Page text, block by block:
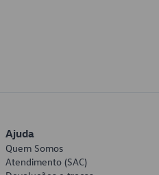
Ajuda
Quem Somos
Atendimento (SAC)